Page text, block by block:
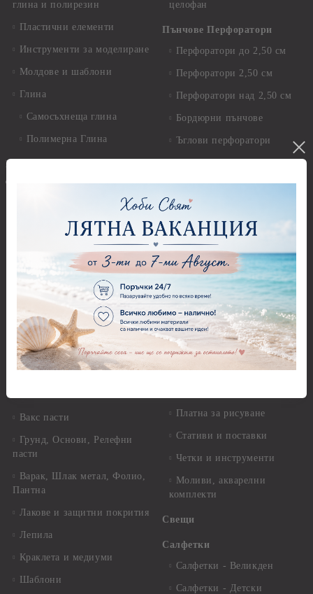
глина и полирезин
Пластични елементи
Инструменти за моделиране
Молдове и шаблони
Глина
Самосъхнеща глина
Полимерна Глина
Приложни техники и
Декупаж
Оризова декупажна
хартия А4 - Alchemy of Art -
Оризова декупажна хартия
А4 - Itd. Collection - 25-30
гр.
Фина оризова декупажна
хартия Stamperia - 21 х
29.см. - 28гр.
Декупажна хартия - Други
Вакс пасти
Грунд, Основи, Релефни
пасти
Варак, Шлак метал, Фолио,
Пантна
Лакове и защитни покрития
Лепила
Краклета и медиуми
Шаблони
целофан
Пънчове Перфоратори
Перфоратори до 2,50 см
Перфоратори 2,50 см
Перфоратори над 2,50 см
Бордюрни пънчове
Ъглови перфоратори
Перфоратори - Сърца и
звезди
Перфоратори - Цветя, листа
и клонки
Перфоратори - Детски
Перфоратори - Животни
Перфоратори - Коледни и
Зимни
Рисуване
Платна за рисуване
Стативи и поставки
Четки и инструменти
Моливи, акварелни
комплекти
Свещи
Салфетки
Салфетки - Великден
Салфетки - Детски